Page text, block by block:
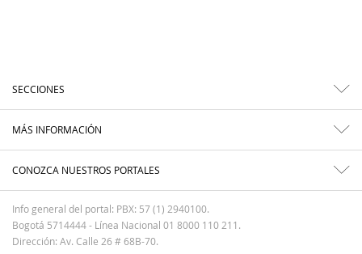
SECCIONES
MÁS INFORMACIÓN
CONOZCA NUESTROS PORTALES
Info general del portal: PBX: 57 (1) 2940100.
Bogotá 5714444 - Línea Nacional 01 8000 110 211.
Dirección: Av. Calle 26 # 68B-70.